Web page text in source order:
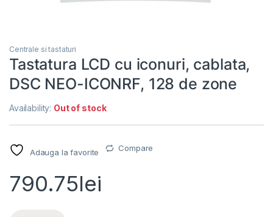
Centrale si tastaturi
Tastatura LCD cu iconuri, cablata,
DSC NEO-ICONRF, 128 de zone
Availability: Out of stock
Adauga la favorite Compare
790.75lei